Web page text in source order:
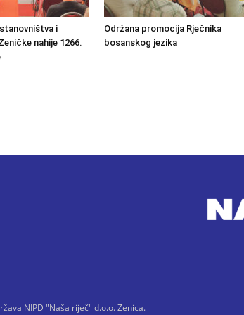
i
nahije 1266.
Održana promocija Rječnika
bosanskog jezika
NIPD "Naša riječ" d.o.o. Zenica.